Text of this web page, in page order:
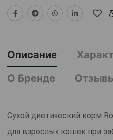
Описание
О Бренде
Сухой диетический корм
для взрослых кошек при